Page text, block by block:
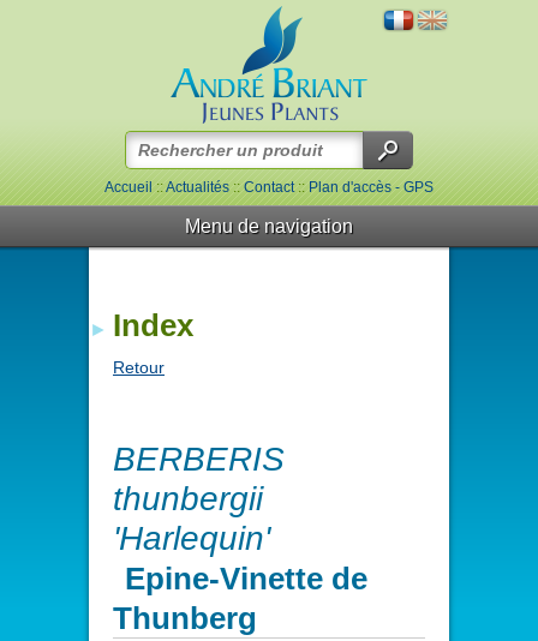
Accueil::Actualités::Contact::Plan d'accès - GPS
Menu de navigation
Index
Retour
BERBERIS
thunbergii
'Harlequin'
Epine-Vinette de
Thunberg